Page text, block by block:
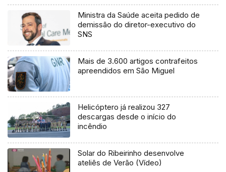
Ministra da Saúde aceita pedido de
demissão do diretor-executivo do
SNS
Mais de 3.600 artigos contrafeitos
apreendidos em São Miguel
Helicóptero já realizou 327
descargas desde o início do
incêndio
Solar do Ribeirinho desenvolve
ateliês de Verão (Vídeo)